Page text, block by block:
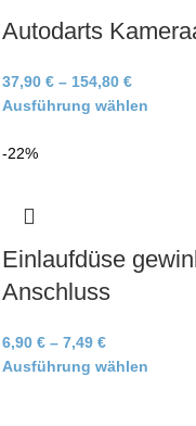
Autodarts
37,90 € – 154,80 €
Ausführung wählen
-22%
Einlaufdüse
Anschluss
6,90 € – 7,49 €
Ausführung wählen